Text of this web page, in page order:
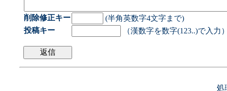
削除修正キー
(半角英数字4文字まで)
投稿キー
（漢数字を数字(123..)で入力）
処